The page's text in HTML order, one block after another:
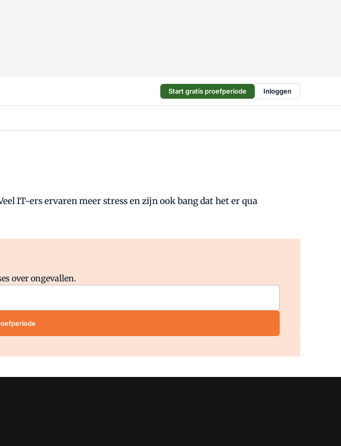
Start gratis proefperiode Inloggen
IT-ers ervaren meer stress en zijn ook bang dat het er qua
over ongevallen.